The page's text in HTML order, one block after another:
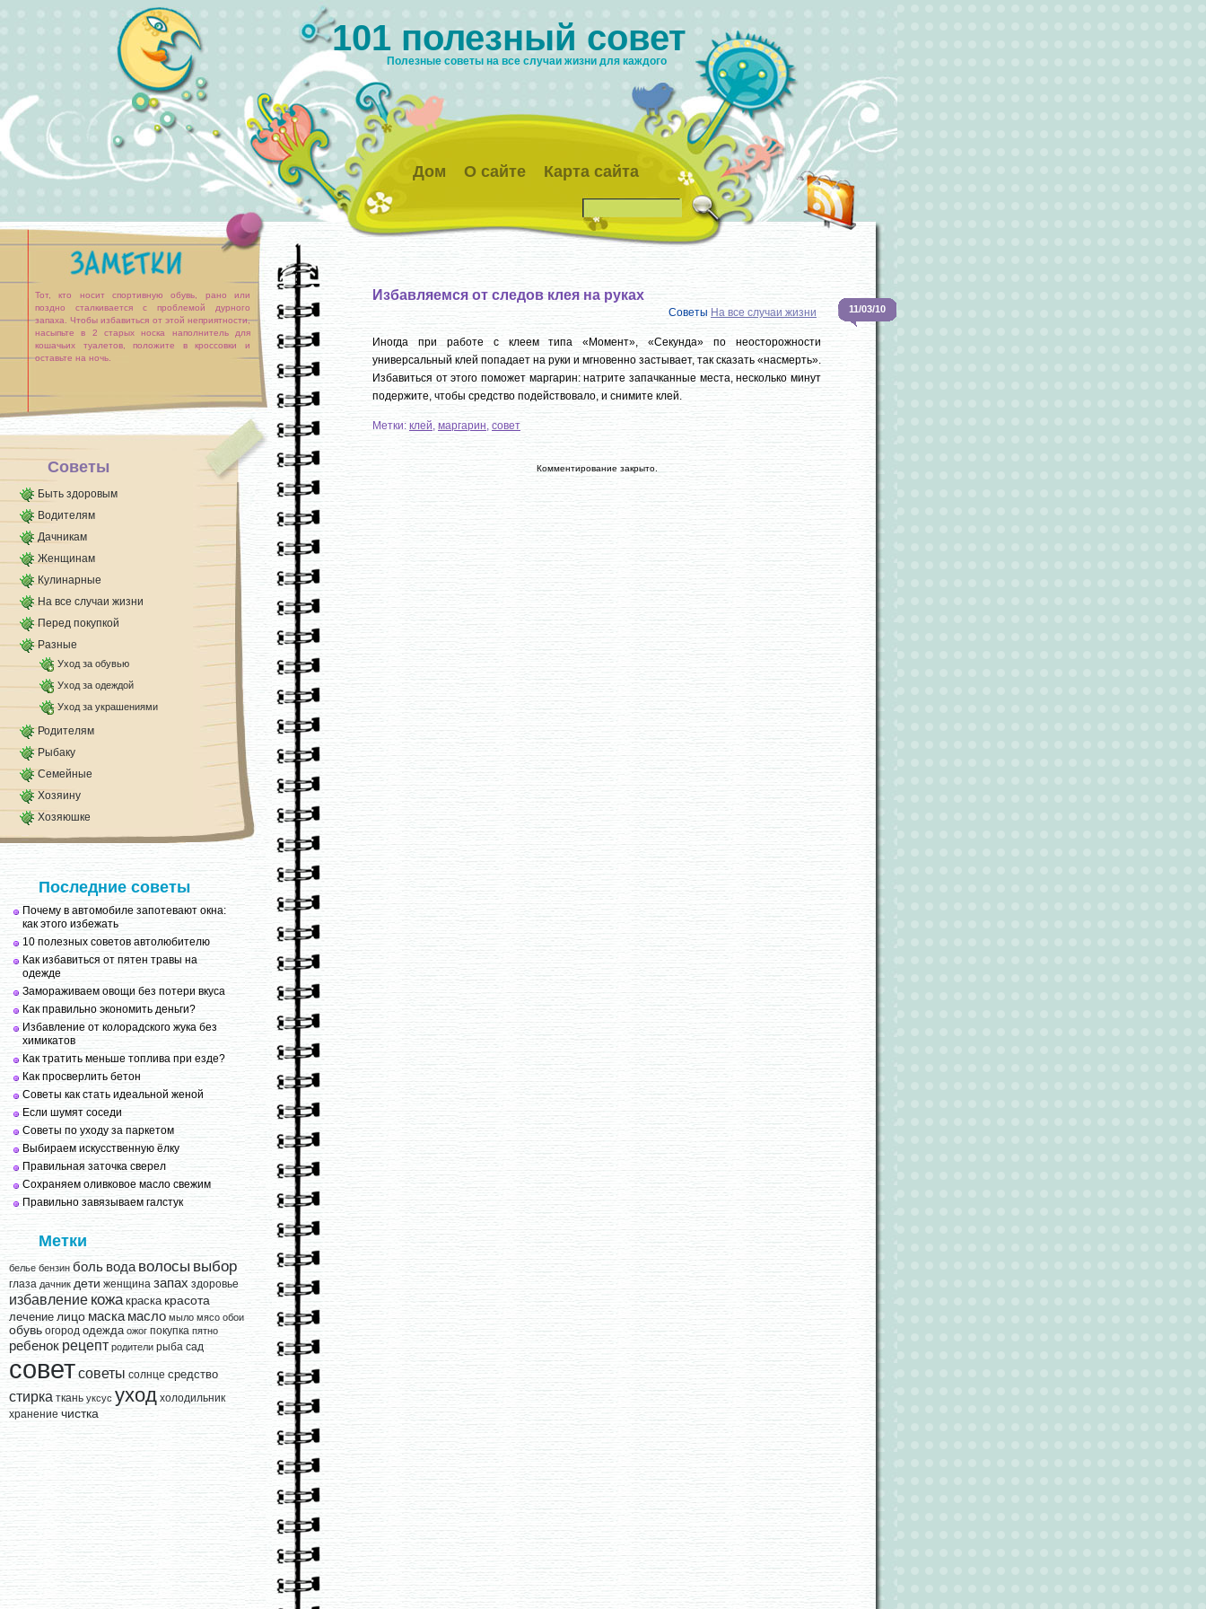
101 полезный совет
Полезные советы на все случаи жизни для каждого
Дом О сайте Карта сайта
Тот, кто носит спортивную обувь, рано или
поздно сталкивается с проблемой дурного
запаха. Чтобы избавиться от этой неприятности,
насыпьте в 2 старых носка наполнитель для
кошачьих туалетов, положите в кроссовки и
оставьте на ночь.
Советы
Быть здоровым
Водителям
Дачникам
Женщинам
Кулинарные
На все случаи жизни
Перед покупкой
Разные
Уход за обувью
Уход за одеждой
Уход за украшениями
Родителям
Рыбаку
Семейные
Хозяину
Хозяюшке
Последние советы
Почему в автомобиле запотевают окна:
как этого избежать
10 полезных советов автолюбителю
Как избавиться от пятен травы на
одежде
Замораживаем овощи без потери вкуса
Как правильно экономить деньги?
Избавление от колорадского жука без
химикатов
Как тратить меньше топлива при езде?
Как просверлить бетон
Советы как стать идеальной женой
Если шумят соседи
Советы по уходу за паркетом
Выбираем искусственную ёлку
Правильная заточка сверел
Сохраняем оливковое масло свежим
Правильно завязываем галстук
Метки
белье бензин боль вода волосы выбор
глаза дачник дети женщина запах здоровье
избавление кожа краска красота
лечение лицо маска масло мыло мясо обои
обувь огород одежда ожог покупка пятно
ребенок рецепт родители рыба сад
советсоветы солнце средство
стирка ткань уксус уход холодильник
хранение чистка
Избавляемся от следов клея на руках
Советы На все случаи жизни 11/03/10
Иногда при работе с клеем типа «Момент», «Секунда» по неосторожности
универсальный клей попадает на руки и мгновенно застывает, так сказать «насмерть».
Избавиться от этого поможет маргарин: натрите запачканные места, несколько минут
подержите, чтобы средство подействовало, и снимите клей.
Метки: клей, маргарин, совет
Комментирование закрыто.